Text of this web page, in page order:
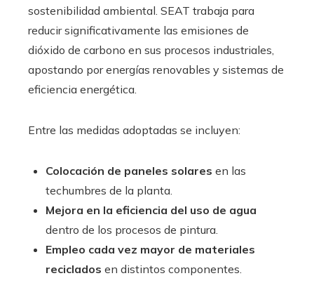
sostenibilidad ambiental. SEAT trabaja para
reducir significativamente las emisiones de
dióxido de carbono en sus procesos industriales,
apostando por energías renovables y sistemas de
eficiencia energética.
Entre las medidas adoptadas se incluyen:
Colocación de paneles solares en las
techumbres de la planta.
Mejora en la eficiencia del uso de agua
dentro de los procesos de pintura.
Empleo cada vez mayor de materiales
reciclados en distintos componentes.